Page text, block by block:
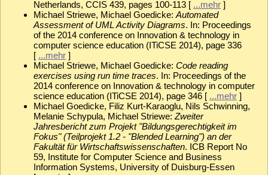
Netherlands, CCIS 439, pages 100-113 [ ...mehr ]
Michael Striewe, Michael Goedicke: Automated
Assessment of UML Activity Diagrams. In: Proceedings
of the 2014 conference on Innovation & technology in
computer science education (ITiCSE 2014), page 336
[ ...mehr ]
Michael Striewe, Michael Goedicke: Code reading
exercises using run time traces. In: Proceedings of the
2014 conference on Innovation & technology in computer
science education (ITiCSE 2014), page 346 [ ...mehr ]
Michael Goedicke, Filiz Kurt-Karaoglu, Nils Schwinning,
Melanie Schypula, Michael Striewe: Zweiter
Jahresbericht zum Projekt "Bildungsgerechtigkeit im
Fokus" (Teilprojekt 1.2 - "Blended Learning") an der
Fakultät für Wirtschaftswissenschaften. ICB Report No
59, Institute for Computer Science and Business
Information Systems, University of Duisburg-Essen